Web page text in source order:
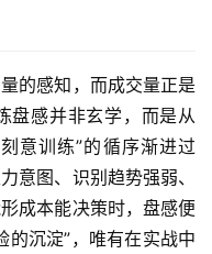
的感知，而成交量正是
盘感并非玄学，而是从
意训练”的循序渐进过
意图、识别趋势强弱、
成本能决策时，盘感便
的沉淀”，唯有在实战中